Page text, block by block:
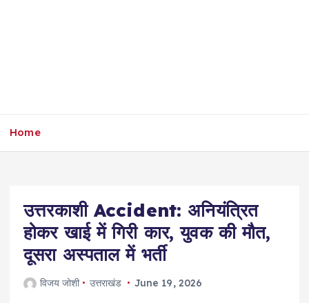
Home
उत्तरकाशी Accident: अनियंत्रित
होकर खाई में गिरी कार, युवक की मौत,
दूसरा अस्पताल में भर्ती
विजय जोशी उत्तराखंड June 19, 2026